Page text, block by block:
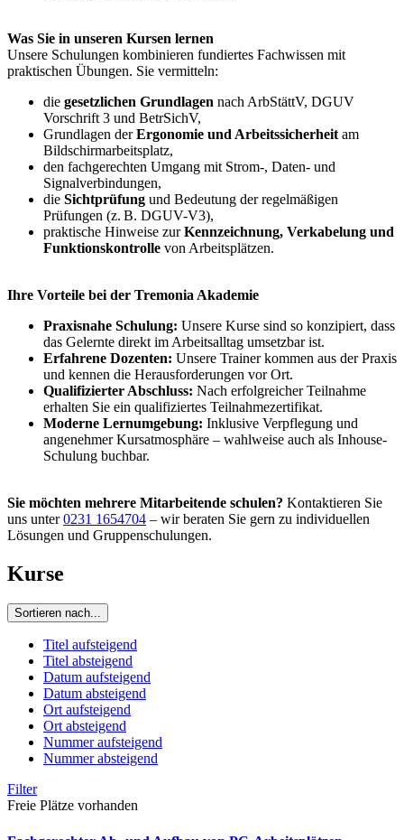
Was Sie in unseren Kursen lernen
Unsere Schulungen kombinieren fundiertes Fachwissen mit
praktischen Übungen. Sie vermitteln:
die gesetzlichen Grundlagen nach ArbStättV, DGUV
Vorschrift 3 und BetrSichV,
Grundlagen derErgonomie und Arbeitssicherheit am
Bildschirmarbeitsplatz,
den fachgerechten Umgang mit Strom-, Daten- und
Signalverbindungen,
die Sichtprüfung und Bedeutung der regelmäßigen
Prüfungen (z. B. DGUV-V3),
praktische Hinweise zurKennzeichnung, Verkabelung und
Funktionskontrolle von Arbeitsplätzen.
Ihre Vorteile bei der Tremonia Akademie
Praxisnahe Schulung: Unsere Kurse sind so konzipiert, dass
das Gelernte direkt im Arbeitsalltag umsetzbar ist.
Erfahrene Dozenten: Unsere Trainer kommen aus der Praxis
und kennen die Herausforderungen vor Ort.
Qualifizierter Abschluss: Nach erfolgreicher Teilnahme
erhalten Sie ein qualifiziertes Teilnahmezertifikat.
Moderne Lernumgebung: Inklusive Verpflegung und
angenehmer Kursatmosphäre – wahlweise auch als Inhouse-
Schulung buchbar.
Sie möchten mehrere Mitarbeitende schulen? Kontaktieren Sie
uns unter0231 1654704 – wir beraten Sie gern zu individuellen
Lösungen und Gruppenschulungen.
Kurse
Sortieren nach...
Titel aufsteigend
Titel absteigend
Datum aufsteigend
Datum absteigend
Ort aufsteigend
Ort absteigend
Nummer aufsteigend
Nummer absteigend
Filter
Freie Plätze vorhanden